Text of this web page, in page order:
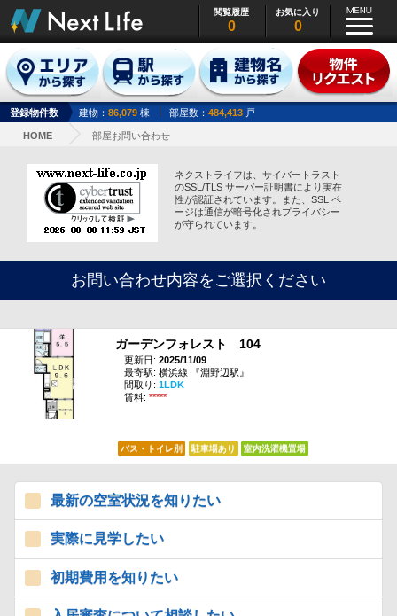
閲覧履歴
0
お気に入り
0
登録物件数 建物： 86,079 棟 部屋数： 484,413 戸
HOME 部屋お問い合わせ
ネクストライフは、サイバートラスト
のSSL/TLS サーバー証明書により実在
性が認証されています。また、SSL ペ
ージは通信が暗号化されプライバシー
が守られています。
お問い合わせ内容をご選択ください
ガーデンフォレスト 104
更新日: 2025/11/09
最寄駅: 横浜線 『淵野辺駅』
間取り: 1LDK
賃料: *****
バス・トイレ別 駐車場あり 室内洗濯機置場
最新の空室状況を知りたい
実際に見学したい
初期費用を知りたい